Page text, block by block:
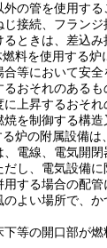
の管を使用する
接続、フランジ
ときは、差込み
料を使用する炉
合等において安
るおそれのある
に上昇するおそ
焼を制御する構
炉の附属設備は
電線、電気開
だし、電気設備
する場合の配
よい場所で、
等の開口部が